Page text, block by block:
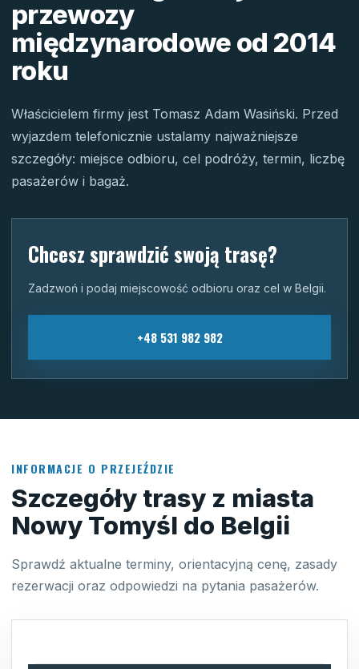
przewozy
międzynarodowe od 2014
roku
Właścicielem firmy jest Tomasz Adam Wasiński. Przed
wyjazdem telefonicznie ustalamy najważniejsze
szczegóły: miejsce odbioru, cel podróży, termin, liczbę
pasażerów i bagaż.
Chcesz sprawdzić swoją trasę?
Zadzwoń i podaj miejscowość odbioru oraz cel w Belgii.
+48 531 982 982
INFORMACJE O PRZEJEŹDZIE
Szczegóły trasy z miasta
Nowy Tomyśl do Belgii
Sprawdź aktualne terminy, orientacyjną cenę, zasady
rezerwacji oraz odpowiedzi na pytania pasażerów.